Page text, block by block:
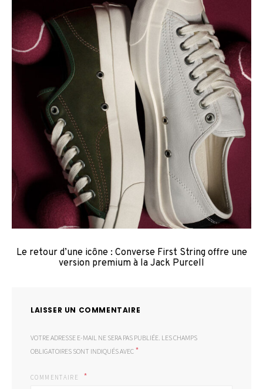
Le retour d’une icône : Converse First String offre une
version premium à la Jack Purcell
LAISSER UN COMMENTAIRE
VOTRE ADRESSE E-MAIL NE SERA PAS PUBLIÉE. LES CHAMPS
OBLIGATOIRES SONT INDIQUÉS AVEC *
COMMENTAIRE